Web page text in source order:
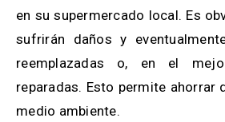
en su supermercado local. Es
sufrirán daños y
reemplazadas o, en el
reparadas. Esto permite ahorrar
medio ambiente.